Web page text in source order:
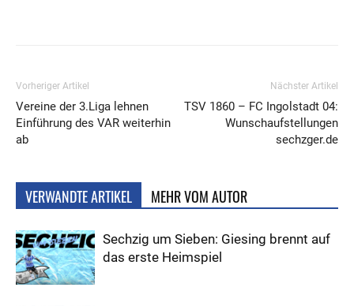
Vorheriger Artikel
Vereine der 3.Liga lehnen
Einführung des VAR weiterhin
ab
Nächster Artikel
TSV 1860 – FC Ingolstadt 04:
Wunschaufstellungen
sechzger.de
VERWANDTE ARTIKEL MEHR VOM AUTOR
Sechzig um Sieben: Giesing brennt auf
das erste Heimspiel